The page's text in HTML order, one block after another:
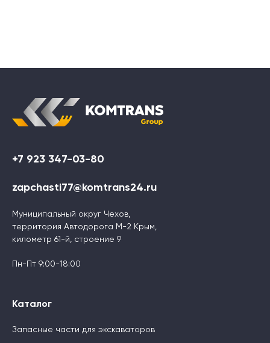
+7 923 347-03-80
zapchasti77@komtrans24.ru
Муниципальный округ Чехов,
территория Автодорога М-2 Крым,
километр 61-й, строение 9
Пн-Пт 9:00-18:00
Каталог
Запасные части для экскаваторов